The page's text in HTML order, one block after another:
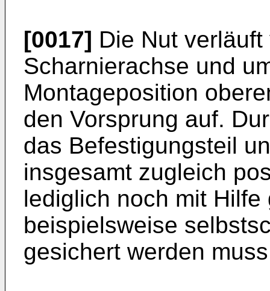
[0017] Die Nut
Scharnierachse und
Montageposition
den Vorsprung auf.
das Befestigungsteil
insgesamt zugleich
lediglich noch mit
beispielsweise
gesichert werden